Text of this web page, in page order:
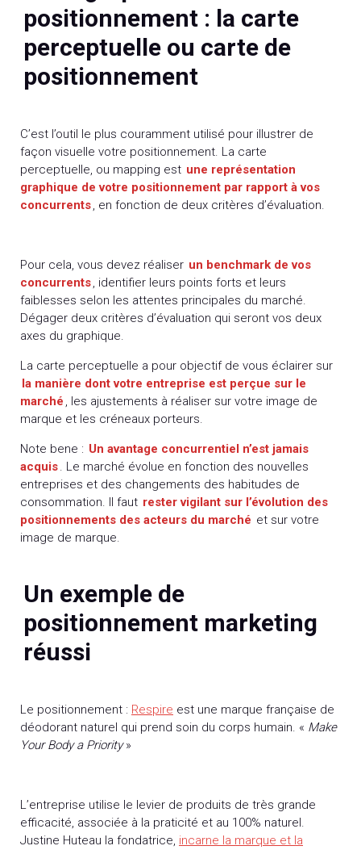
positionnement : la carte
perceptuelle ou carte de
positionnement
C’est l’outil le plus couramment utilisé pour illustrer de
façon visuelle votre positionnement. La carte
perceptuelle, ou mapping est une représentation
graphique de votre positionnement par rapport à vos
concurrents , en fonction de deux critères d’évaluation.
Pour cela, vous devez réaliser un benchmark de vos
concurrents , identifier leurs points forts et leurs
faiblesses selon les attentes principales du marché.
Dégager deux critères d’évaluation qui seront vos deux
axes du graphique.
La carte perceptuelle a pour objectif de vous éclairer sur
la manière dont votre entreprise est perçue sur le
marché
, les ajustements à réaliser sur votre image de
marque et les créneaux porteurs.
Note bene : Un avantage concurrentiel n’est jamais
acquis
. Le marché évolue en fonction des nouvelles
entreprises et des changements des habitudes de
consommation. Il faut rester vigilant sur l’évolution des
positionnements des acteurs du marché et sur votre
image de marque.
Un exemple de
positionnement marketing
réussi
Le positionnement : Respire est une marque française de
déodorant naturel qui prend soin du corps humain. « Make
Your Body a Priority»
L’entreprise utilise le levier de produits de très grande
efficacité, associée à la praticité et au 100% naturel.
Justine Huteau la fondatrice, incarne la marque et la